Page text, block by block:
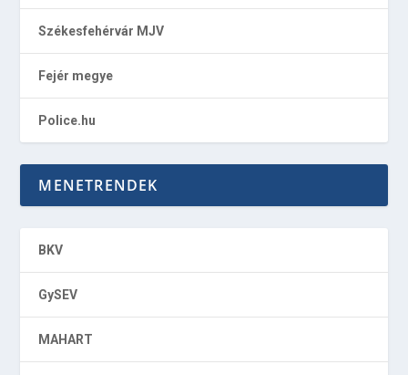
Székesfehérvár MJV
Fejér megye
Police.hu
MENETRENDEK
BKV
GySEV
MAHART